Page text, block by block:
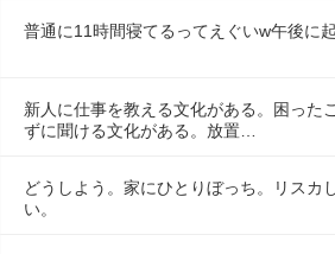
普通に11時間寝てるってえぐいw午後に
新人に仕事を教える文化がある。困った
ずに聞ける文化がある。放置…
どうしよう。家にひとりぼっち。リスカ
い。